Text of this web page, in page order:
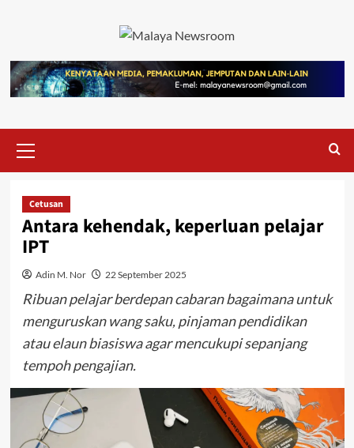
Cetusan
Antara kehendak, keperluan pelajar
IPT
Adin M. Nor 22 September 2025
Ribuan pelajar berdepan cabaran bagaimana untuk
menguruskan wang saku, pinjaman pendidikan
atau elaun biasiswa agar mencukupi sepanjang
tempoh pengajian.